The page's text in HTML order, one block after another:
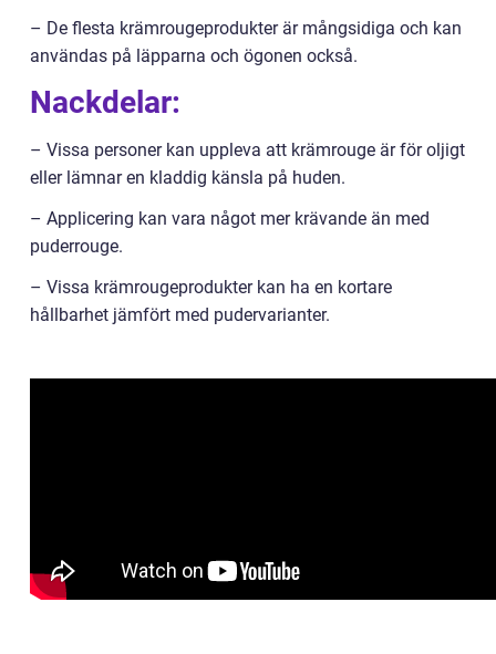
– De flesta krämrougeprodukter är mångsidiga och kan
användas på läpparna och ögonen också.
Nackdelar:
– Vissa personer kan uppleva att krämrouge är för oljigt
eller lämnar en kladdig känsla på huden.
– Applicering kan vara något mer krävande än med
puderrouge.
– Vissa krämrougeprodukter kan ha en kortare
hållbarhet jämfört med pudervarianter.